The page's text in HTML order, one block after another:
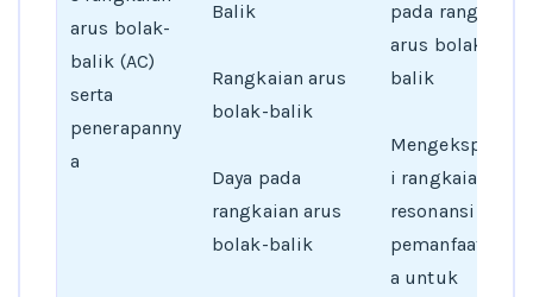
arus bolak-
balik (AC)
serta
penerapanny
a
Balik
Rangkaian arus
bolak-balik
Daya pada
rangkaian arus
bolak-balik
pada rangkaian
arus bolak-
balik
Mengeksploras
i rangkaian
resonansi dan
pemanfaatanny
a untuk